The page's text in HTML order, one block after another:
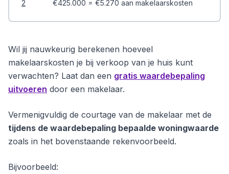
2 €425.000 = €5.270 aan makelaarskosten
Wil jij nauwkeurig berekenen hoeveel
makelaarskosten je bij verkoop van je huis kunt
verwachten? Laat dan een gratis waardebepaling
uitvoeren door een makelaar.
Vermenigvuldig de courtage van de makelaar met de
tijdens de waardebepaling bepaalde woningwaarde
zoals in het bovenstaande rekenvoorbeeld.
Bijvoorbeeld: